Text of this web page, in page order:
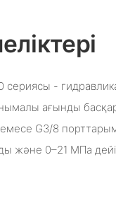
-
ағынды
G3/8
және 0–21 МПа